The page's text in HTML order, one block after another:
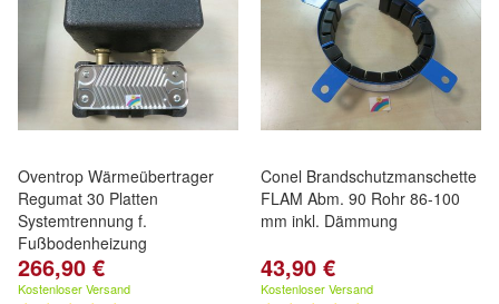
Oventrop Wärmeübertrager
Regumat 30 Platten
Systemtrennung f.
Fußbodenheizung
266,90 €
Kostenloser Versand
Conel Brandschutzmanschette
FLAM Abm. 90 Rohr 86-100
mm inkl. Dämmung
43,90 €
Kostenloser Versand